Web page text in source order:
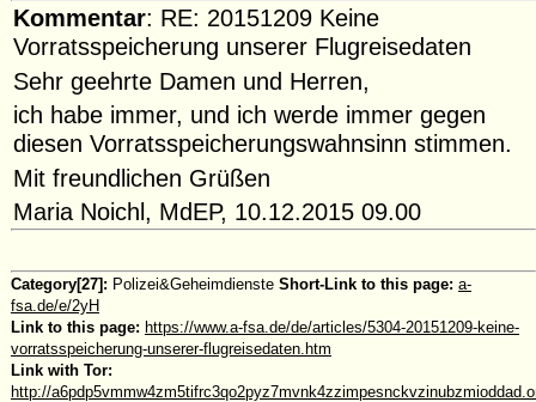
Kommentar: RE: 20151209 Keine
Vorratsspeicherung unserer Flugreisedaten
Sehr geehrte Damen und Herren,
ich habe immer, und ich werde immer gegen
diesen Vorratsspeicherungswahnsinn stimmen.
Mit freundlichen Grüßen
Maria Noichl, MdEP, 10.12.2015 09.00
Category[27]: Polizei&Geheimdienste Short-Link to this page: a-
fsa.de/e/2yH
Link to this page: https://www.a-fsa.de/de/articles/5304-20151209-keine-
vorratsspeicherung-unserer-flugreisedaten.htm
Link with Tor:
http://